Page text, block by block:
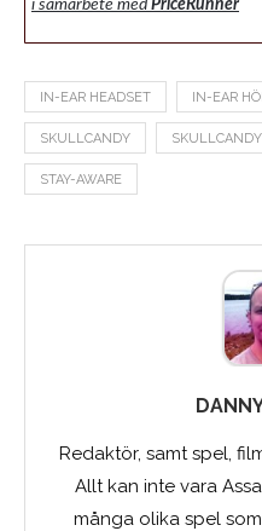
i samarbete med PriceRunner
IN-EAR HEADSET IN-EAR
SKULLCANDY
STAY-AWARE
Redaktör, samt spel,
Allt kan inte vara
många olika spel